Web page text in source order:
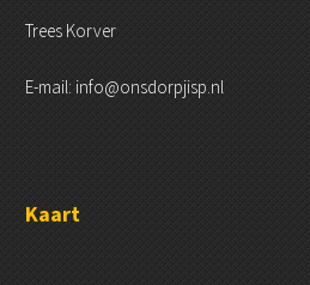
Trees Korver
E-mail: info@onsdorpjisp.nl
Kaart